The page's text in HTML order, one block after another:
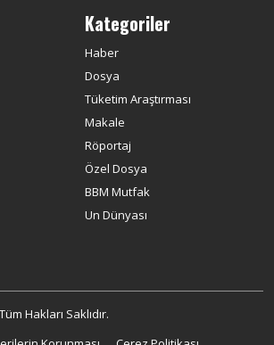
Kategoriler
Haber
Dosya
Tüketim Araştırması
Makale
Röportaj
Özel Dosya
BBM Mutfak
Un Dünyası
Hakları Saklıdır.